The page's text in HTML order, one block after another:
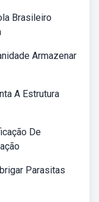
Brasileiro
Armazenar
A Estrutura
De
Parasitas